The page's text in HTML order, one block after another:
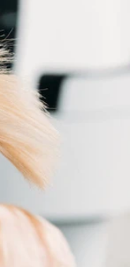
Poeder
Wei
wei